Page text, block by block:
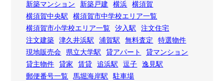
新築マンション
新築戸建 横浜
横須賀
横須賀中央駅
横須賀市中学校エリア一覧
横須賀市小学校エリア一覧
汐入駅
注文住宅
注文建築
津久井浜駅 浦賀駅 無料査定
特選物件
現地販売会
県立大学駅 貸アパート
貸マンション
貸主物件
貸家 賃貸 追浜駅 逗子
逸見駅
郵便番号一覧
馬堀海岸駅 駐車場